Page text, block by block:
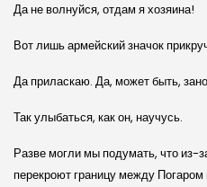
Да не волнуйся, отдам я хозяина!
Вот лишь армейский значок
Да приласкаю. Да, может быть,
Так улыбаться, как он, научусь.
Разве могли мы подумать, что из-
перекроют границу между